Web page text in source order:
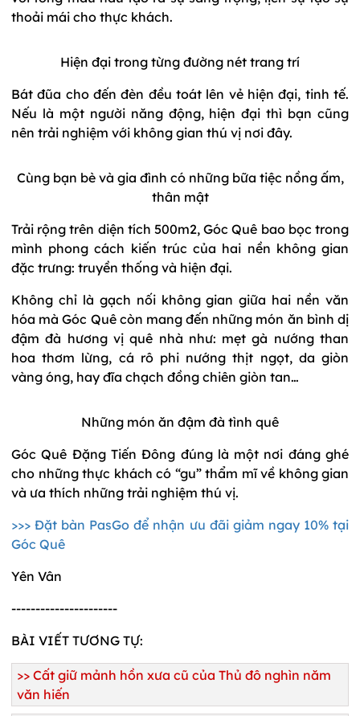
thoải mái cho thực khách.
Hiện đại trong từng đường nét trang trí
Bát đũa cho đến đèn đều toát lên vẻ hiện đại, tinh tế.
Nếu là một người năng động, hiện đại thì bạn cũng
nên trải nghiệm với không gian thú vị nơi đây.
Cùng bạn bè và gia đình có những bữa tiệc nồng ấm,
thân mật
Trải rộng trên diện tích 500m2, Góc Quê bao bọc trong
mình phong cách kiến trúc của hai nền không gian
đặc trưng: truyền thống và hiện đại.
Không chỉ là gạch nối không gian giữa hai nền văn
hóa mà Góc Quê còn mang đến những món ăn bình dị
đậm đà hương vị quê nhà như: mẹt gà nướng than
hoa thơm lừng, cá rô phi nướng thịt ngọt, da giòn
vàng óng, hay đĩa chạch đồng chiên giòn tan…
Những món ăn đậm đà tình quê
Góc Quê Đặng Tiến Đông đúng là một nơi đáng ghé
cho những thực khách có “gu” thẩm mĩ về không gian
và ưa thích những trải nghiệm thú vị.
>>> Đặt bàn PasGo để nhận ưu đãi giảm ngay 10% tại
Góc Quê
Yên Vân
----------------------
BÀI VIẾT TƯƠNG TỰ:
>> Cất giữ mảnh hồn xưa cũ của Thủ đô nghìn năm
văn hiến